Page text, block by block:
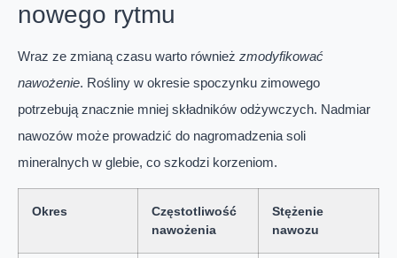
nowego rytmu
Wraz ze zmianą czasu warto również zmodyfikować
nawożenie. Rośliny w okresie spoczynku zimowego
potrzebują znacznie mniej składników odżywczych. Nadmiar
nawozów może prowadzić do nagromadzenia soli
mineralnych w glebie, co szkodzi korzeniom.
Okres
Częstotliwość
nawożenia
Stężenie
nawozu